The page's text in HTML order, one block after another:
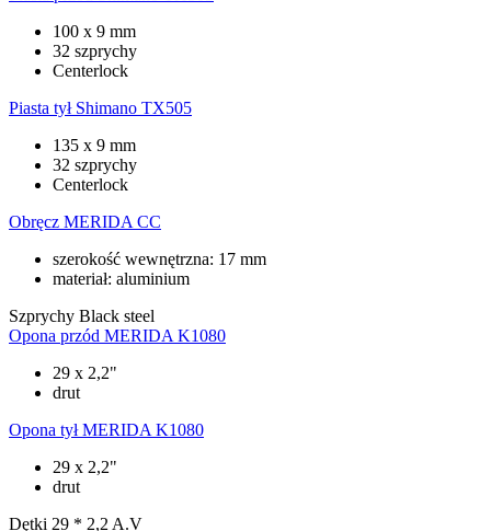
100 x 9 mm
32 szprychy
Centerlock
Piasta tył Shimano TX505
135 x 9 mm
32 szprychy
Centerlock
Obręcz MERIDA CC
szerokość wewnętrzna: 17 mm
materiał: aluminium
Szprychy Black steel
Opona przód MERIDA K1080
29 x 2,2"
drut
Opona tył MERIDA K1080
29 x 2,2"
drut
Dętki 29 * 2,2 A.V